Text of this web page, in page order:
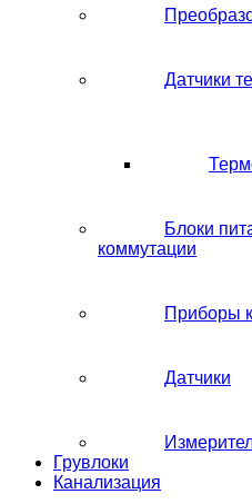
Датчики
Блоки
коммутации
Приборы
Датчики
Грувлоки
Канализация